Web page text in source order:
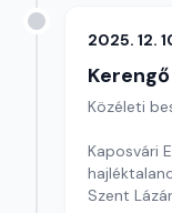
2025. 12.
Kerengő
Közéleti
Kaposvári
Szent